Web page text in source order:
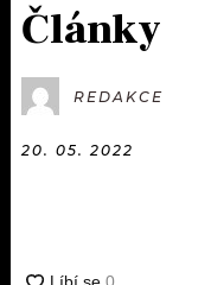
Články
REDAKCE
20. 05. 2022